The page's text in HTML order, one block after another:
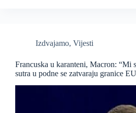
Izdvajamo, Vijesti
Francuska u karanteni, Macron: “Mi
sutra u podne se zatvaraju granice